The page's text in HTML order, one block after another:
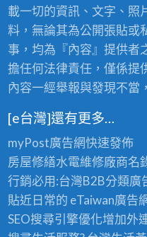
載一切的資訊、文字、照
料，無論其為公開張貼或
事，均為『內容』提供者
擔任何法律責任，僅係提
內容一經舉報與發現不當
[e台灣]還有更多…
myPost廣告網快速發佈
房屋修繕水電維修廠商名
行銷必用:台灣B2B分類廣
貼近日常的 eTaiwan廣告
SEO搜尋引擎優化增加外